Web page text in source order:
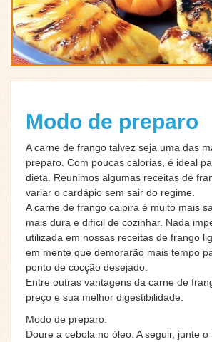
Modo de preparo
A carne de frango talvez seja uma das
preparo. Com poucas calorias, é ideal
dieta. Reunimos algumas receitas de
variar o cardápio sem sair do regime.
A carne de frango caipira é muito mais
mais dura e difícil de cozinhar. Nada
utilizada em nossas receitas de frango
em mente que demorarão mais tempo
ponto de cocção desejado.
Entre outras vantagens da carne de
preço e sua melhor digestibilidade.
Modo de preparo:
Doure a cebola no óleo. A seguir, junte o